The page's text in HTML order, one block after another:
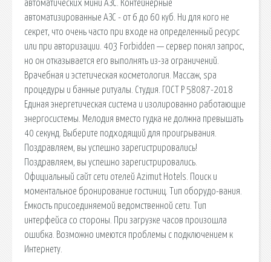
автоматических мини АЗС. Контейнерные
автоматизированные АЗС - от 6 до 60 куб. Ни для кого не
секрет, что очень часто при входе на определенный ресурс
или при авторизации. 403 Forbidden — сервер понял запрос,
но он отказывается его выполнять из-за ограничений.
Врачебная и эстетическая косметология. Массаж, spa
процедуры и банные ритуалы. Студия. ГОСТ Р 58087-2018
Единая энергетическая система и изолированно работающие
энергосистемы. Мелодия вместо гудка не должна превышать
40 секунд. Выберите подходящий для проигрывания.
Поздравляем, вы успешно зарегистрировались!
Поздравляем, вы успешно зарегистрировались.
Официальный сайт сети отелей Azimut Hotels. Поиск и
моментальное бронирование гостиниц. Тип оборудо-вания.
Емкость присоединяемой ведомственной сети. Тип
интерфейса со стороны. При загрузке часов произошла
ошибка. Возможно имеются проблемы с подключением к
Интернету.